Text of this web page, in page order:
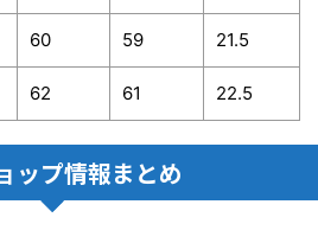
60 59 21.5
62 61 22.5
ップ情報まとめ